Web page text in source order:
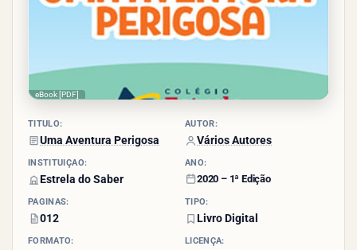
eBook [PDF]
TÍTULO:
Uma Aventura Perigosa
AUTOR:
Vários Autores
INSTITUIÇÃO:
Estrela do Saber
ANO:
2020 – 1ª Edição
PÁGINAS:
012
TIPO:
Livro Digital
FORMATO: LICENÇA: